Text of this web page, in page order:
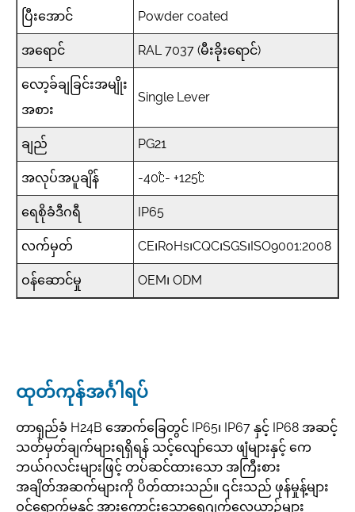
ပြီးအောင် Powder coated
အရောင် RAL 7037 (မီးခိုးရောင်)
လော့ခ်ချခြင်းအမျိုး
အစား
Single Lever
ချည် PG21
အလုပ်အပူချိန် -40℃- +125℃
ရေစိုခံဒီဂရီ IP65
လက်မှတ် CE၊RoHs၊CQC၊SGS၊ISO9001:2008
ဝန်ဆောင်မှု OEM၊ ODM
ထုတ်ကုန်အင်္ဂါရပ်
တာရှည်ခံ H24B အောက်ခြေတွင် IP65၊ IP67 နှင့် IP68 အဆင့်
သတ်မှတ်ချက်များရရှိရန် သင့်လျော်သော ဖျံများနှင့် ကေ
ဘယ်ဂလင်းများဖြင့် တပ်ဆင်ထားသော အကြီးစား
အချိတ်အဆက်များကို ပိတ်ထားသည်။ ၎င်းသည် ဖုန်မှုန့်များ
ဝင်ရောက်မှုနှင့် အားကောင်းသောရေဂျက်လေယာဉ်များ